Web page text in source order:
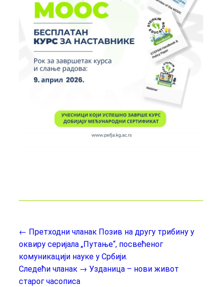
← Претходни чланак Позив на другу трибину у
оквиру серијала „Путање“, посвећеног
комуникацији науке у Србији.
Следећи чланак → Узданица – нови живот
старог часописа